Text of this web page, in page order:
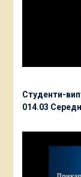
Студенти-
014.03